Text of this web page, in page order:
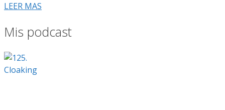
LEER MAS
Mis podcast